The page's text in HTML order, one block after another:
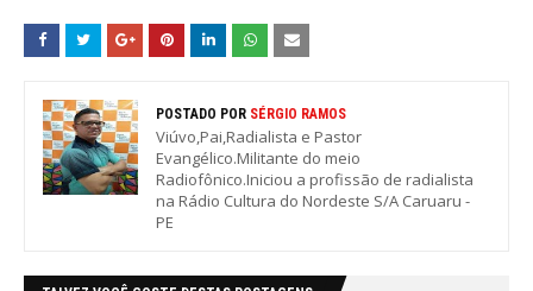
POSTADO POR SÉRGIO RAMOS
Viúvo,Pai,Radialista e Pastor
Evangélico.Militante do meio
Radiofônico.Iniciou a profissão de radialista
na Rádio Cultura do Nordeste S/A Caruaru -
PE